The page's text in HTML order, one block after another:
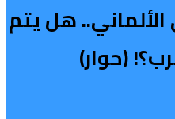
الألماني.. هل يتم
(حوار)